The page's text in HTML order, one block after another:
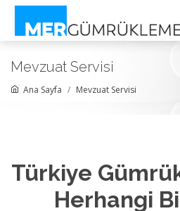
Mevzuat Servisi
Ana Sayfa Mevzuat Servisi
Türkiye
Herhangi